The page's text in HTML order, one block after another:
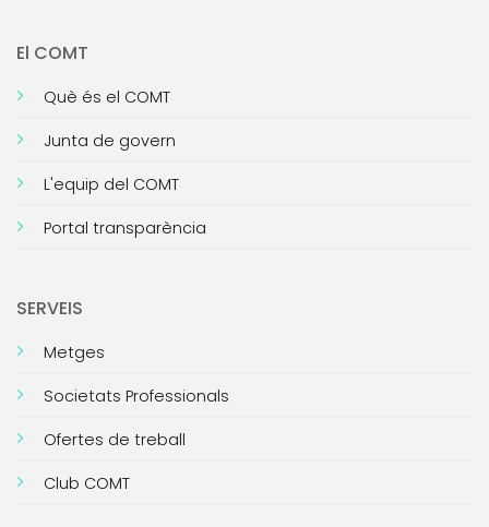
El COMT
Què és el COMT
Junta de govern
L'equip del COMT
Portal transparència
SERVEIS
Metges
Societats Professionals
Ofertes de treball
Club COMT